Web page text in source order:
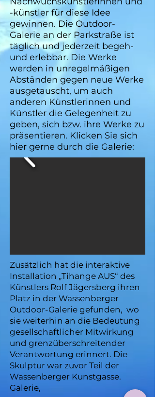
-künstler für diese Idee
gewinnen. Die Outdoor-
Galerie an der Parkstraße ist
täglich und jederzeit begeh-
und erlebbar. Die Werke
werden in unregelmäßigen
Abständen gegen neue Werke
ausgetauscht, um auch
anderen Künstlerinnen und
Künstler die Gelegenheit zu
geben, sich bzw. ihre Werke zu
präsentieren. Klicken Sie sich
hier gerne durch die Galerie:
Zusätzlich hat die interaktive
Installation „Tihange AUS“ des
Künstlers Rolf Jägersberg ihren
Platz in der Wassenberger
Outdoor-Galerie gefunden, wo
sie weiterhin an die Bedeutung
gesellschaftlicher Mitwirkung
und grenzüberschreitender
Verantwortung erinnert. Die
Skulptur war zuvor Teil der
Wassenberger Kunstgasse.
Galerie,